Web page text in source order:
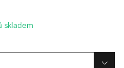
skladem